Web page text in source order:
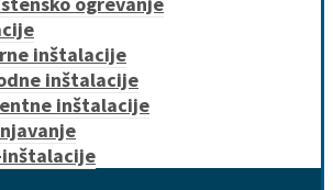
inštalacije
inštalacije
inštalacije
inštalacije